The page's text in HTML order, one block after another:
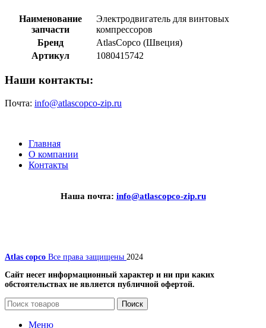
Наименование
запчасти
Электродвигатель для винтовых
компрессоров
Бренд
AtlasCopco (Швеция)
Артикул
1080415742
Наши контакты:
Почта: info@atlascopco-zip.ru
Главная
О компании
Контакты
Наша почта: info@atlascopco-zip.ru
Atlas copco Все права защищены 2024
Сайт несет информационный характер и ни при каких
обстоятельствах не является публичной офертой.
Поиск
Меню